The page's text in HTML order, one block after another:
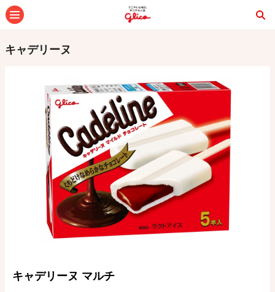
キャデリーヌ
キャデリーヌ マルチ